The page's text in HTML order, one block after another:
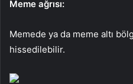
Meme ağrısı:
Memede ya da meme altı
hissedilebilir.